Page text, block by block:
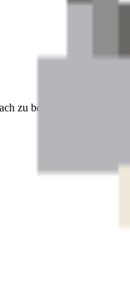
zu bedienenden 3D-Tools.